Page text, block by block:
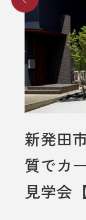
新発田
質でカ
見学会